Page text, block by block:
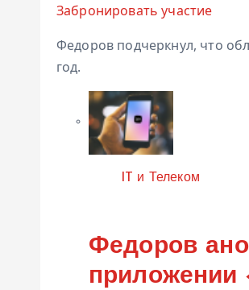
Забронировать участие
Федоров подчеркнул, что
год.
КатегорияIT и Телеком
Федоров
приложении